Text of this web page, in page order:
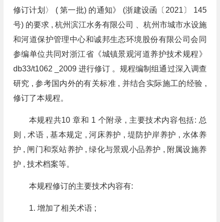
修订计划〉 ( 第一批) 的通知》 (浙建设函〔2021〕 145
号) 的要求 , 杭州滨江水务有限公司 、杭州市城市水设施
和河道保护管理中心和诚邦生态环境股份有限公司会同
参编单位共同对浙江省《城镇景观河道养护技术规程》
db33/t1062 _2009 进行修订 。规程编制组通过深入调查
研究 , 参考国内外的有关标准 , 并结合实际施工的经验 ,
修订了本规程。
本规程共10 章和 1 个附录 , 主要技术内容包括: 总
则 , 术语 , 基本规定 , 河床养护 , 堤防护岸养护 , 水体养
护 , 闸门和泵站养护 , 绿化与景观小品养护 , 附属设施养
护 , 技术档案等。
本规程修订的主要技术内容有:
1. 增加了相关术语 ;